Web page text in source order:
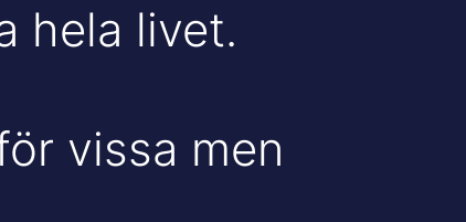
hela livet.
vissa men